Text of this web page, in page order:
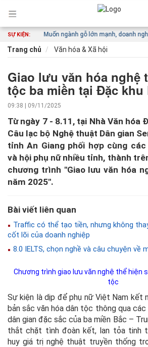
SỰ KIỆN:
đi khác Muốn ngành gỗ lớn mạnh, doanh
Trang chủ Văn hóa & Xã hội
Giao lưu văn hóa nghệ
tộc ba miền tại Đặc khu
09:38 | 09/11/2025
Từ ngày 7 - 8.11, tại Nhà Văn hóa
Câu lạc bộ Nghệ thuật Dân gian
tỉnh An Giang phối hợp cùng
và hội phụ nữ nhiều tỉnh, thành
chương trình ''Giao lưu văn hóa
năm 2025''.
Bài viết liên quan
Traffic có thể tạo tiền, nhưng không
cốt lõi của doanh nghiệp
8.0 IELTS, chọn nghề và câu chuyện về
Chương trình giao lưu văn nghệ thể hiện
tộc
Sự kiện là dịp để phụ nữ Việt Nam kết
bản sắc văn hóa dân tộc thông qua
dân gian đặc sắc của ba miền Bắc –
thắt chặt tình đoàn kết, lan tỏa tinh
huy giá trị nghệ thuật truyền thống